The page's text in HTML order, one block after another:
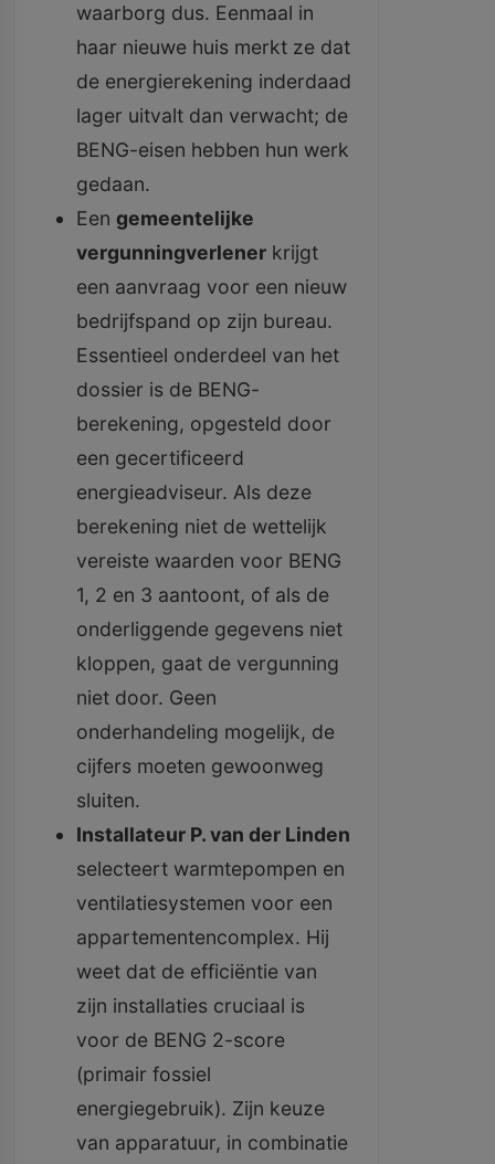
waarborg dus. Eenmaal in
haar nieuwe huis merkt ze dat
de energierekening inderdaad
lager uitvalt dan verwacht; de
BENG-eisen hebben hun werk
gedaan.
Een gemeentelijke
vergunningverlener krijgt
een aanvraag voor een nieuw
bedrijfspand op zijn bureau.
Essentieel onderdeel van het
dossier is de BENG-
berekening, opgesteld door
een gecertificeerd
energieadviseur. Als deze
berekening niet de wettelijk
vereiste waarden voor BENG
1, 2 en 3 aantoont, of als de
onderliggende gegevens niet
kloppen, gaat de vergunning
niet door. Geen
onderhandeling mogelijk, de
cijfers moeten gewoonweg
sluiten.
Installateur P. van der Linden
selecteert warmtepompen en
ventilatiesystemen voor een
appartementencomplex. Hij
weet dat de efficiëntie van
zijn installaties cruciaal is
voor de BENG 2-score
(primair fossiel
energiegebruik). Zijn keuze
van apparatuur, in combinatie